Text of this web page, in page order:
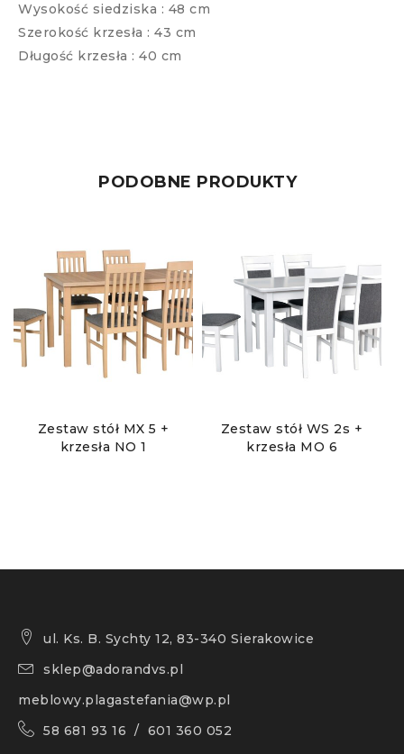
Wysokość siedziska : 48 cm
Szerokość krzesła : 43 cm
Długość krzesła : 40 cm
PODOBNE PRODUKTY
Zestaw stół MX 5 +
krzesła NO 1
Zestaw stół WS 2s +
krzesła MO 6
ul. Ks. B. Sychty 12, 83-340 Sierakowice
sklep@adorandvs.pl
meblowy.plagastefania@wp.pl
58 681 93 16 / 601 360 052